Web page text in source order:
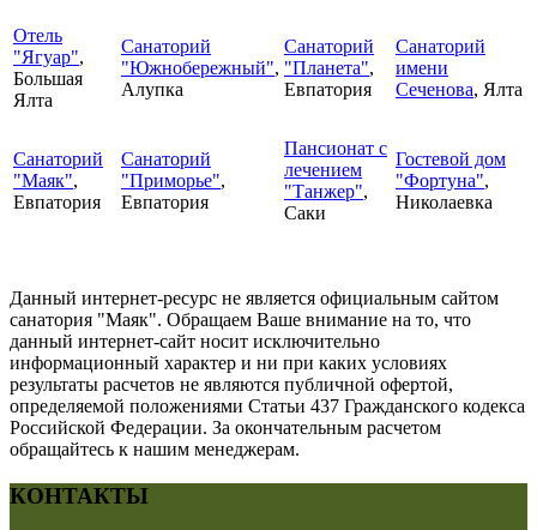
Отель
"Ягуар",
Большая
Ялта
Санаторий
"Южнобережный",
Алупка
Санаторий
"Планета",
Евпатория
Санаторий
имени
Сеченова, Ялта
Санаторий
"Маяк",
Евпатория
Санаторий
"Приморье",
Евпатория
Пансионат с
лечением
"Танжер",
Саки
Гостевой дом
"Фортуна",
Николаевка
Данный интернет-ресурс не является официальным сайтом
санатория "Маяк". Обращаем Ваше внимание на то, что
данный интернет-сайт носит исключительно
информационный характер и ни при каких условиях
результаты расчетов не являются публичной офертой,
определяемой положениями Статьи 437 Гражданского кодекса
Российской Федерации. За окончательным расчетом
обращайтесь к нашим менеджерам.
КОНТАКТЫ